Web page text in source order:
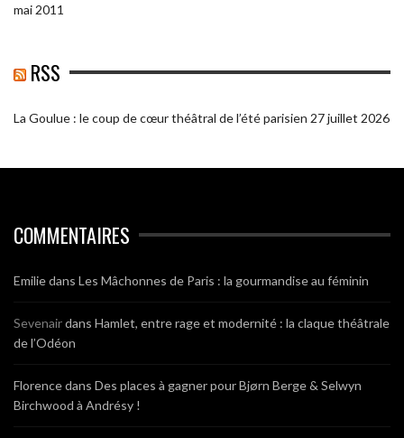
mai 2011
RSS
La Goulue : le coup de cœur théâtral de l’été parisien 27 juillet 2026
COMMENTAIRES
Emiliedans Les Mâchonnes de Paris : la gourmandise au féminin
Sevenairdans Hamlet, entre rage et modernité : la claque théâtrale
de l’Odéon
Florencedans Des places à gagner pour Bjørn Berge & Selwyn
Birchwood à Andrésy !